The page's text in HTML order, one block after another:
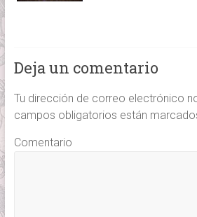
Deja un comentario
Tu dirección de correo electrónico
campos obligatorios están
Comentario